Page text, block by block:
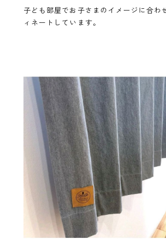
子ども部屋でお子さまのイメージに合わ
ィネートしています。